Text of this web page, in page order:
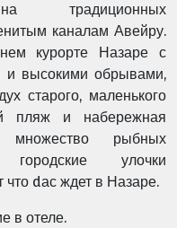
традиционных
каналам Авейру.
курорте Назаре с
высокими обрывами,
старого, маленького
пляж и набережная
рыбных
городские улочки
dас ждет в Назаре.
в отеле.